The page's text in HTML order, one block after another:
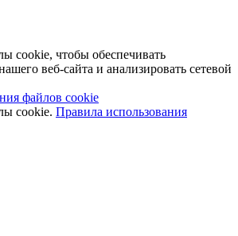
cookie, чтобы обеспечивать
веб-сайта и анализировать сетевой
файлов cookie
cookie. Правила использования